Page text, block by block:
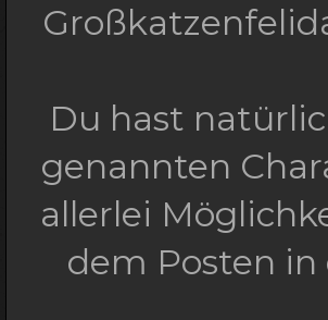
Du hast
genannten
allerlei
dem Posten